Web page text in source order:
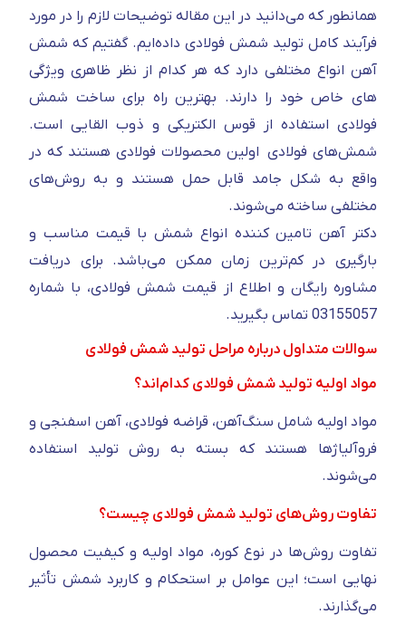
همانطور که می‌دانید در این مقاله توضیحات لازم را در مورد
فرآیند کامل تولید شمش فولادی داده‌ایم. گفتیم که شمش
آهن انواع مختلفی دارد که هر کدام از نظر ظاهری ویژگی
های خاص خود را دارند. بهترین راه برای ساخت شمش
فولادی استفاده از قوس الکتریکی و ذوب القایی است.
شمش‌های فولادی اولین محصولات فولادی هستند که در
واقع به شکل جامد قابل حمل هستند و به روش‌های
مختلفی ساخته می‌شوند.
دکتر آهن تامین کننده انواع شمش با قیمت مناسب و
بارگیری در کم‌ترین زمان ممکن می‌باشد. برای دریافت
مشاوره رایگان و اطلاع از قیمت شمش فولادی، با شماره
03155057 تماس بگیرید.
سوالات متداول درباره مراحل تولید شمش فولادی
مواد اولیه تولید شمش فولادی کدام‌اند؟
مواد اولیه شامل سنگ‌آهن، قراضه فولادی، آهن اسفنجی و
فروآلیاژها هستند که بسته به روش تولید استفاده
می‌شوند.
تفاوت روش‌های تولید شمش فولادی چیست؟
تفاوت روش‌ها در نوع کوره، مواد اولیه و کیفیت محصول
نهایی است؛ این عوامل بر استحکام و کاربرد شمش تأثیر
می‌گذارند.